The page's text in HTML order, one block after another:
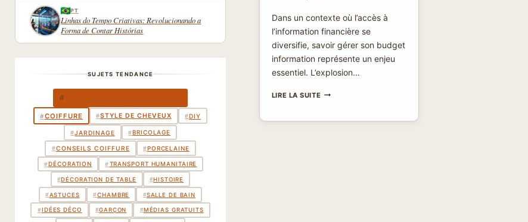
Dans un contexte où l’accès à
l’information financière se
diversifie, savoir gérer son budget
information représente un enjeu
essentiel. L’explosion…
LIRE LA SUITEGÉRER
INFORMATION
PT
Linhas do Tempo Criativas: Revolucionando a
Forma de Contar Histórias
SUJETS TENDANCE
#
#COIFFURE #STYLE DE CHEVEUX #DIY
#JARDINAGE #BRICOLAGE
#CONSEILS COIFFURE #PORCELAINE
#DÉCORATION #TRANSPORT HUMANITAIRE
#DÉCORATION DE TABLE #HISTOIRE
# ASTUCES #CHAMBRE #SALLE DE BAIN
#IDÉES DÉCO #GARÇON #MÉDIAS GRATUITS